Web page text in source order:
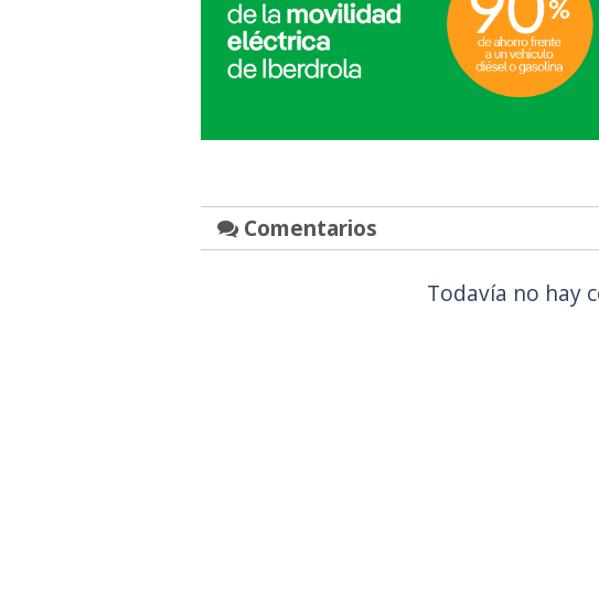
Comentarios
Todavía no hay